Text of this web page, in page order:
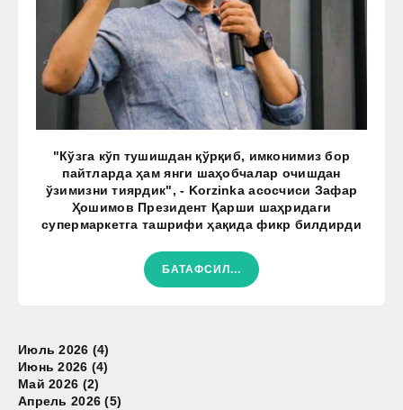
"Кўзга кўп тушишдан қўрқиб, имконимиз бор
пайтларда ҳам янги шаҳобчалар очишдан
ўзимизни тиярдик", - Korzinka асосчиси Зафар
Ҳошимов Президент Қарши шаҳридаги
супермаркетга ташрифи ҳақида фикр билдирди
БАТАФСИЛ...
Июль 2026 (4)
Июнь 2026 (4)
Май 2026 (2)
Апрель 2026 (5)